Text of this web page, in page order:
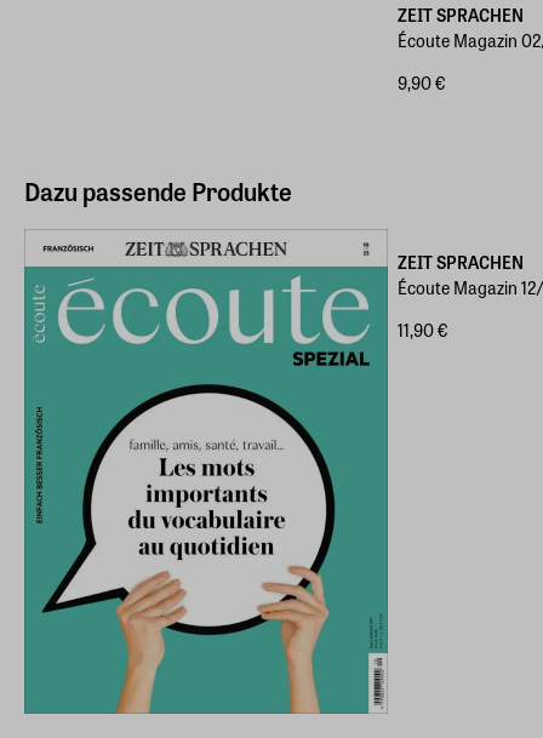
ZEIT SPRACHEN
Écoute Magazin
9,90 €
Dazu passende Produkte
ZEIT SPRACHEN
Écoute Magazin
11,90 €